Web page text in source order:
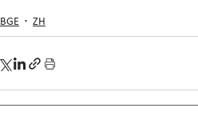
BGE ZH